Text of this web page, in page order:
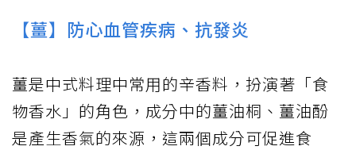
【薑】防心血管疾病、抗發炎
薑是中式料理中常用的辛香料，扮演著「食
物香水」的角色，成分中的薑油桐、薑油酚
是產生香氣的來源，這兩個成分可促進食